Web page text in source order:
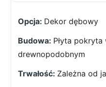
Dekor dębowy
Płyta pokryta
drewnopodobnym
Zależna od